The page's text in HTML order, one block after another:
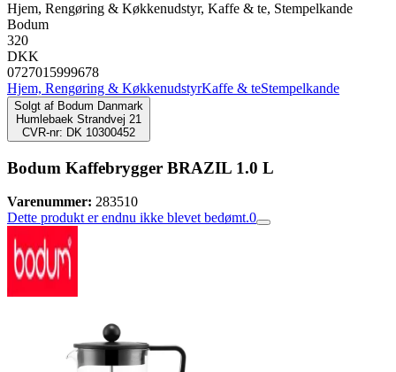
Hjem, Rengøring & Køkkenudstyr, Kaffe & te, Stempelkande
Bodum
320
DKK
0727015999678
Hjem, Rengøring & KøkkenudstyrKaffe & teStempelkande
Solgt af Bodum Danmark
Humlebaek Strandvej 21
CVR-nr: DK 10300452
Bodum Kaffebrygger BRAZIL 1.0 L
Varenummer: 283510
Dette produkt er endnu ikke blevet bedømt.0